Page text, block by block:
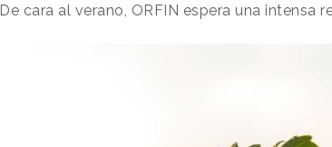
De cara al verano, ORFIN espera una